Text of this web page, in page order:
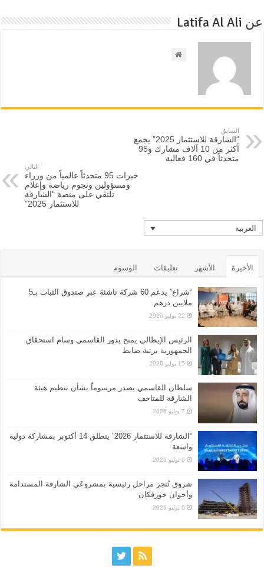
عن Latifa Al Ali
السابق
“الشارقة للاستثمار 2025” يجمع
أكثر من 10 آلاف مشارك و95
متحدثاً في 160 فعالية
التالي
خبرات 95 متحدثاً عالمياً من وزراء
ومسؤولين ونجوم رياضة وإعلام
تلتقي على منصة “الشارقة
للاستثمار 2025”
العربية
الأخيرة الأشهر تعليقات الوسوم
“شراع” يدعم 60 شركة ناشئة عبر صندوق الثبات بـ5
ملايين درهم
22 يوليو 2026
الرئيس الإيطالي يمنح بدور القاسمي وسام استحقاق
الجمهورية برتبة ضابط
15 يوليو 2026
سلطان القاسمي يصدر مرسوماً بشأن تنظيم هيئة
الشارقة للمتاحف
7 يوليو 2026
“الشارقة للاستثمار 2026” ينطلق 14 أكتوبر بمشاركة دولية
واسعة
6 يوليو 2026
شروق تُنجز مراحل رئيسية بمشروعَي الشارقة المستدامة
وأجوان خورفكان
6 يوليو 2026